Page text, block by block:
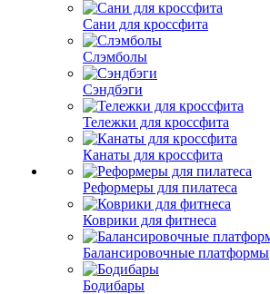
Сани для кроссфита
Слэмболы
Сэндбэги
Тележки для кроссфита
Канаты для кроссфита
Реформеры для пилатеса
Коврики для фитнеса
Балансировочные платформы
Бодибары